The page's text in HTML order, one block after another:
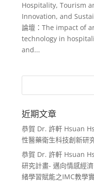
Hospitality, Tourism
Innovation, and
論壇：The impact of
technology in
and...
近期文章
恭賀 Dr. 許軒 Hsuan
性醫藥衛生科技創新研
恭賀 Dr. 許軒 Hsuan
研究計畫- 邁向情感經
緒學習賦能之IMC教學